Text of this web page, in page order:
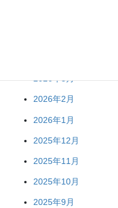
2026年3月
2026年2月
2026年1月
2025年12月
2025年11月
2025年10月
2025年9月